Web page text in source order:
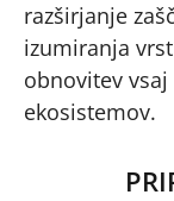
razširjanje
izumiranja
obnovitev
ekosistemov.